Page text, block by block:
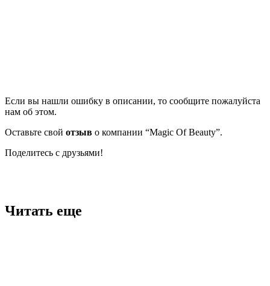
Если вы нашли ошибку в описании, то сообщите пожалуйста
нам об этом.
Оставьте свой отзыв о компании “Magic Of Beauty”.
Поделитесь с друзьями!
Читать еще